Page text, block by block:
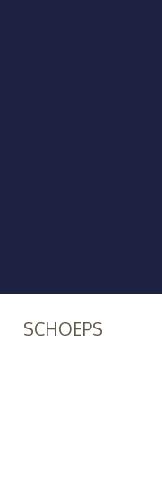
SCHOEPS